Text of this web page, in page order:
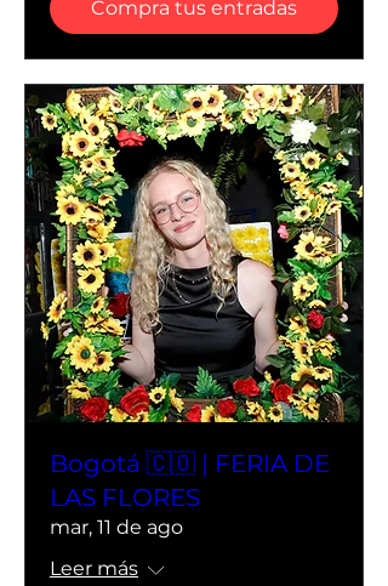
Compra tus entradas
Bogotá 🇨🇴 | FERIA DE
LAS FLORES
mar, 11 de ago
Leer más